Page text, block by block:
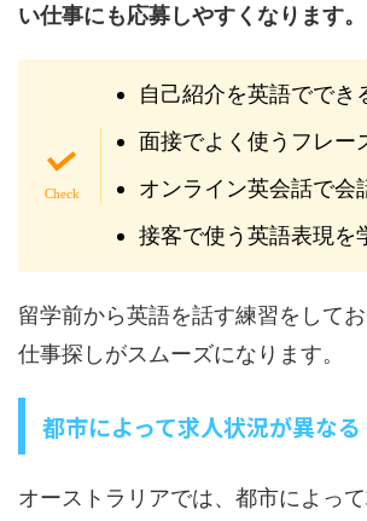
い仕事にも応募しやすくなります。
自己紹介を英語ででき
面接でよく使うフレー
オンライン英会話で会
接客で使う英語表現を
留学前から英語を話す練習をして
仕事探しがスムーズになります。
都市によって求人状況が異なる
オーストラリアでは、都市によっ